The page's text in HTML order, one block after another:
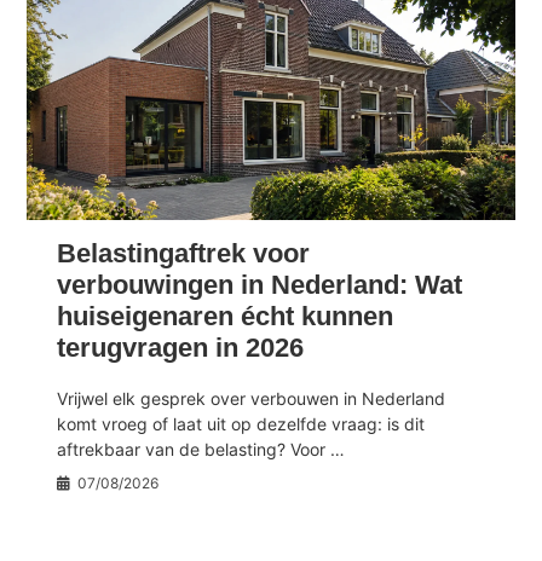
Belastingaftrek voor
verbouwingen in Nederland: Wat
huiseigenaren écht kunnen
terugvragen in 2026
Vrijwel elk gesprek over verbouwen in Nederland
komt vroeg of laat uit op dezelfde vraag: is dit
aftrekbaar van de belasting? Voor …
07/08/2026